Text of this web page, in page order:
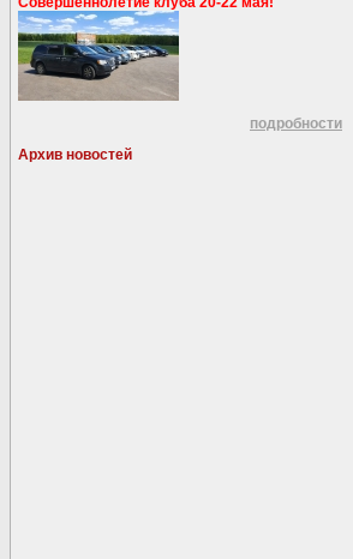
подробности
Архив новостей